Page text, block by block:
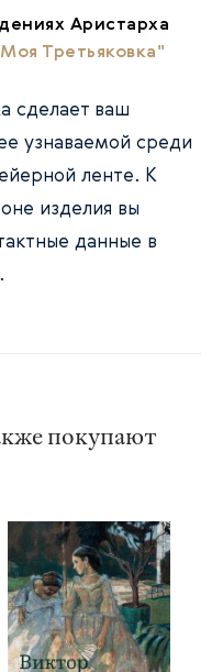
Аристарха
Третьяковка"
сделает ваш
узнаваемой среди
ленте. К
изделия вы
данные в
покупают